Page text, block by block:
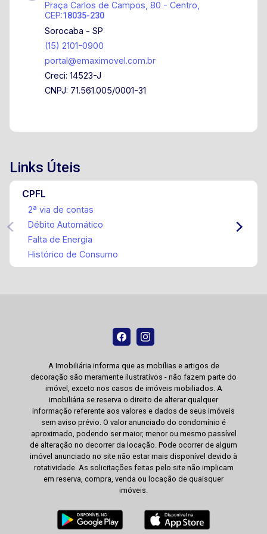
Shopping Iguatemi Esplanada e muito mais.
Praça Carlos de Campos, 80 - Centro,
CEP:18035-230
Sorocaba - SP
(15) 2101-0900
portal@emaximovel.com.br
Creci: 14523-J
CNPJ: 71.561.005/0001-31
Links Úteis
CPFL
2ª via de contas
Débito Automático
Falta de Energia
Histórico de Consumo
A Imobiliária informa que as mobílias e artigos de
decoração são meramente ilustrativos - não fazem parte do
imóvel, exceto nos casos de imóveis mobiliados. A
imobiliária se reserva o direito de alterar qualquer
informação referente aos valores e dados de seus imóveis
sem aviso prévio. O valor anunciado do condomínio é
aproximado, podendo ser maior, menor ou mesmo passível
de alteração no decorrer da locação. Pode ocorrer de algum
imóvel anunciado no site não estar mais disponível devido à
rotatividade. As solicitações feitas pelo site não implicam
em reserva, compra, venda ou locação de quaisquer
imóveis.